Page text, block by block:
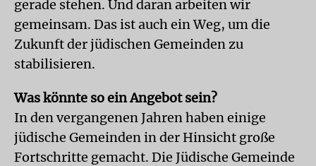
gerade stehen. Und daran arbeiten wir
gemeinsam. Das ist auch ein Weg, um die
Zukunft der jüdischen Gemeinden zu
stabilisieren.
Was könnte so ein Angebot sein?
In den vergangenen Jahren haben einige
jüdische Gemeinden in der Hinsicht große
Fortschritte gemacht. Die Jüdische Gemeinde